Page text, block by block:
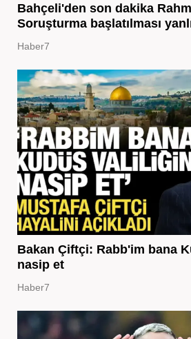
Bahçeli'den son dakika
Soruşturma başlatılması
Haber7
Bakan Çiftçi: Rabb'im bana
nasip et
Haber7